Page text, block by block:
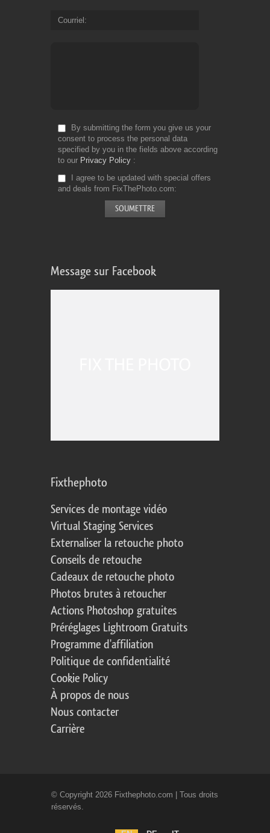
Courriel
By submitting the form you give us your
consent to process the personal data
specified by you in the fields above according
to our Privacy Policy
I agree to be updated with special offers
and deals from FixThePhoto.com
Message sur Facebook
Fixthephoto
Services de montage vidéo
Virtual Staging Services
Externaliser la retouche photo
Conseils de retouche
Cadeaux de retouche photo
Photos brutes à retoucher
Actions Photoshop gratuites
Préréglages Lightroom Gratuits
Programme d'affiliation
Politique de confidentialité
Cookie Policy
À propos de nous
Nous contacter
Carrière
© Copyright 2026 Fixthephoto.com | Tous droits
réservés.